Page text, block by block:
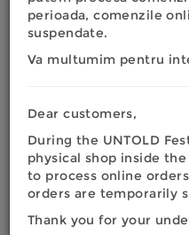
aici
electronice mondiale!
CELE MAI
perioada, comenzile
suspendate.
Va multumim pentru
Dear customers,
During the UNTOLD
physical shop inside
to process online
orders are temporarily
Thank you for your